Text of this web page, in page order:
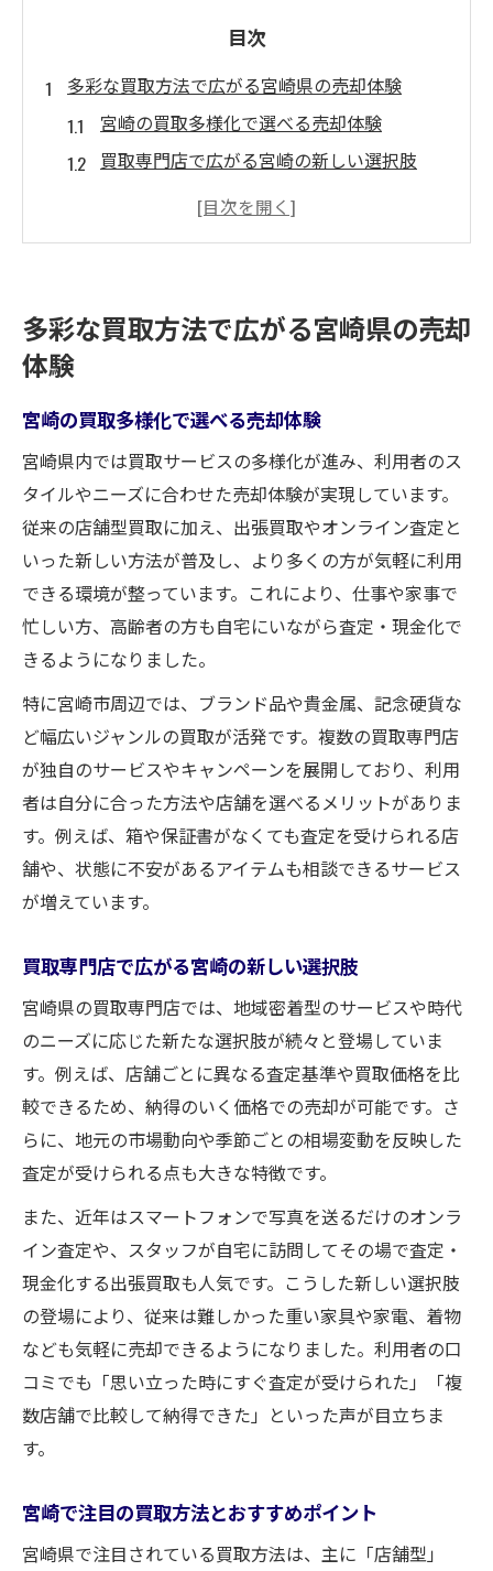
目次
多彩な買取方法で広がる宮崎県の売却体験
宮崎の買取多様化で選べる売却体験
買取専門店で広がる宮崎の新しい選択肢
宮崎で注目の買取方法とおすすめポイント
イノベーティブ買取で体験する宮崎の進化
宮崎県発の買取イノベーション体験談
宮崎で生まれる買取の新たな発見と魅力
買取の新常識を宮崎で感じる瞬間
宮崎県における柔軟な買取サービス最前線
柔軟な買取サービスが宮崎で支持される理
由
宮崎の買取は柔軟さで進化する最新事例
験
買取の柔軟性を活かす宮崎のサービス最前
線
宮崎県で選ばれる柔軟な買取方法の特徴
オンライン査定や出張で変わる買取の今
オンライン査定で広がる宮崎の買取体験
スマートに買取できる宮崎の新時代サービ
ス
出張・オンライン活用で変わる買取方法
宮崎県の買取がオンラインでより手軽に進
化
買取が心配な方必見の宮崎県新トレンド
初めてでも安心な宮崎の買取最新トレンド
宮崎で注目の安心できる買取サービス事情
買取に不安な方への宮崎県おすすめ対策
宮崎の買取新トレンドで不安を解消する方
法
ブランドや貴金属も安心な宮崎の買取手法
納得の査定へ導く宮崎県の買取最新事情
宮崎県の最新事情で安心できる買取評価
査定の透明性が高い宮崎の買取サービス
多彩な買取方法で広がる宮崎県の売却
体験
宮崎の買取多様化で選べる売却体験
宮崎県内では買取サービスの多様化が進み、利用者のス
タイルやニーズに合わせた売却体験が実現しています。
従来の店舗型買取に加え、出張買取やオンライン査定と
いった新しい方法が普及し、より多くの方が気軽に利用
できる環境が整っています。これにより、仕事や家事で
忙しい方、高齢者の方も自宅にいながら査定・現金化で
きるようになりました。
特に宮崎市周辺では、ブランド品や貴金属、記念硬貨な
ど幅広いジャンルの買取が活発です。複数の買取専門店
が独自のサービスやキャンペーンを展開しており、利用
者は自分に合った方法や店舗を選べるメリットがありま
す。例えば、箱や保証書がなくても査定を受けられる店
舗や、状態に不安があるアイテムも相談できるサービス
が増えています。
買取専門店で広がる宮崎の新しい選択肢
宮崎県の買取専門店では、地域密着型のサービスや時代
のニーズに応じた新たな選択肢が続々と登場していま
す。例えば、店舗ごとに異なる査定基準や買取価格を比
較できるため、納得のいく価格での売却が可能です。さ
らに、地元の市場動向や季節ごとの相場変動を反映した
査定が受けられる点も大きな特徴です。
また、近年はスマートフォンで写真を送るだけのオンラ
イン査定や、スタッフが自宅に訪問してその場で査定・
現金化する出張買取も人気です。こうした新しい選択肢
の登場により、従来は難しかった重い家具や家電、着物
なども気軽に売却できるようになりました。利用者の口
コミでも「思い立った時にすぐ査定が受けられた」「複
数店舗で比較して納得できた」といった声が目立ちま
す。
宮崎で注目の買取方法とおすすめポイント
宮崎県で注目されている買取方法は、主に「店舗型」